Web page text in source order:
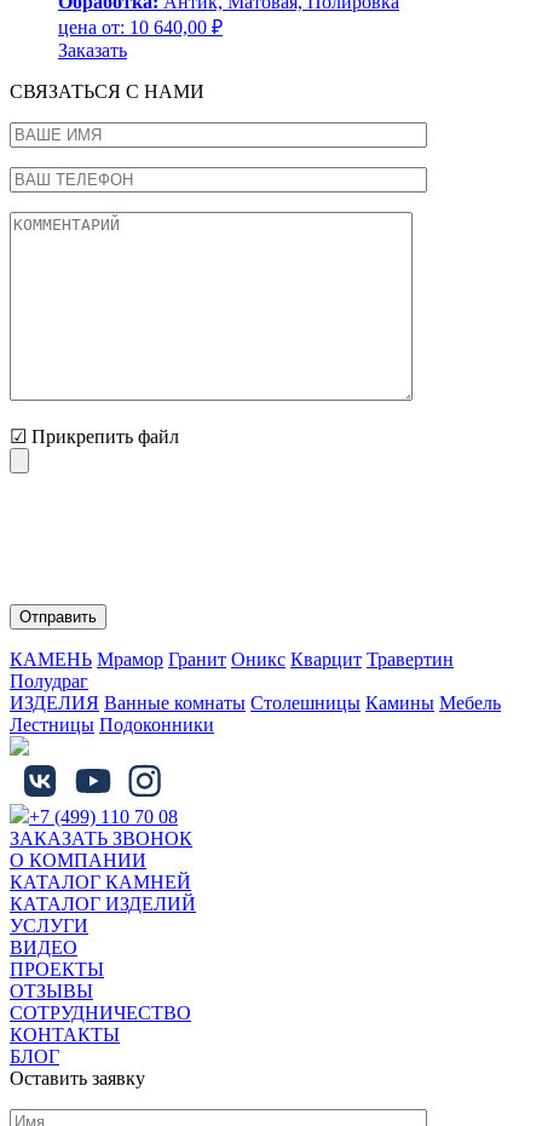
цена от: 10 640,00 ₽
Заказать
СВЯЗАТЬСЯ С НАМИ
☑ Прикрепить файл
КАМЕНЬ Мрамор Гранит Оникс Кварцит Травертин
Полудраг
ИЗДЕЛИЯ Ванные комнаты Столешницы Камины Мебель
Лестницы Подоконники
+7 (499) 110 70 08
ЗАКАЗАТЬ ЗВОНОК
О КОМПАНИИ
КАТАЛОГ КАМНЕЙ
КАТАЛОГ ИЗДЕЛИЙ
УСЛУГИ
ВИДЕО
ПРОЕКТЫ
ОТЗЫВЫ
СОТРУДНИЧЕСТВО
КОНТАКТЫ
БЛОГ
Оставить заявку